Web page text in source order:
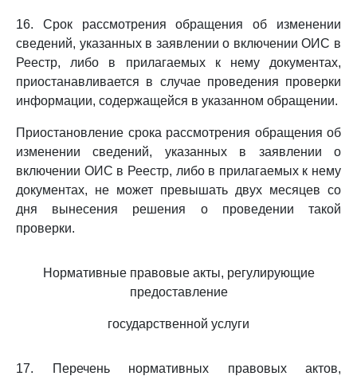
16. Срок рассмотрения обращения об изменении
сведений, указанных в заявлении о включении ОИС в
Реестр, либо в прилагаемых к нему документах,
приостанавливается в случае проведения проверки
информации, содержащейся в указанном обращении.
Приостановление срока рассмотрения обращения об
изменении сведений, указанных в заявлении о
включении ОИС в Реестр, либо в прилагаемых к нему
документах, не может превышать двух месяцев со
дня вынесения решения о проведении такой
проверки.
Нормативные правовые акты, регулирующие
предоставление
государственной услуги
17. Перечень нормативных правовых актов,